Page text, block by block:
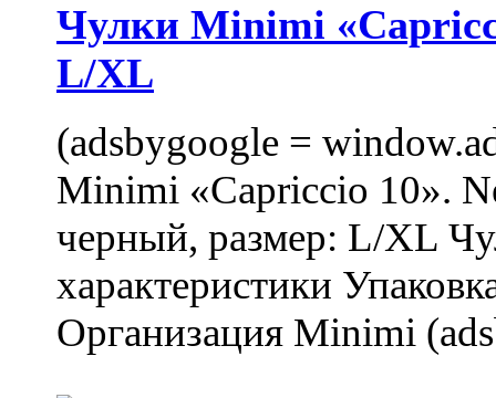
Чулки Minimi
L/XL
(adsbygoogle =
Minimi «Capriccio 10».
черный, размер: L/XL
характеристики
Организация Minimi